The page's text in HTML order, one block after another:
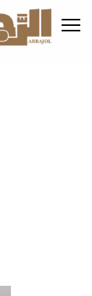
إلى
المحتوى